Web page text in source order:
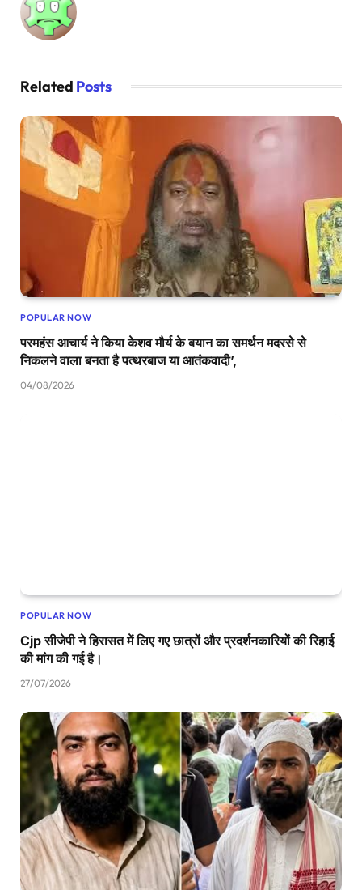
Related Posts
POPULAR NOW
परमहंस आचार्य ने किया केशव मौर्य के बयान का समर्थन मदरसे से
निकलने वाला बनता है पत्थरबाज या आतंकवादी’,
04/08/2026
POPULAR NOW
Cjp सीजेपी ने हिरासत में लिए गए छात्रों और प्रदर्शनकारियों की रिहाई
की मांग की गई है।
27/07/2026